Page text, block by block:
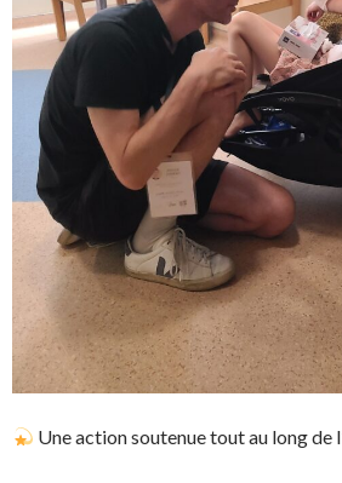
Une action soutenue tout au long de